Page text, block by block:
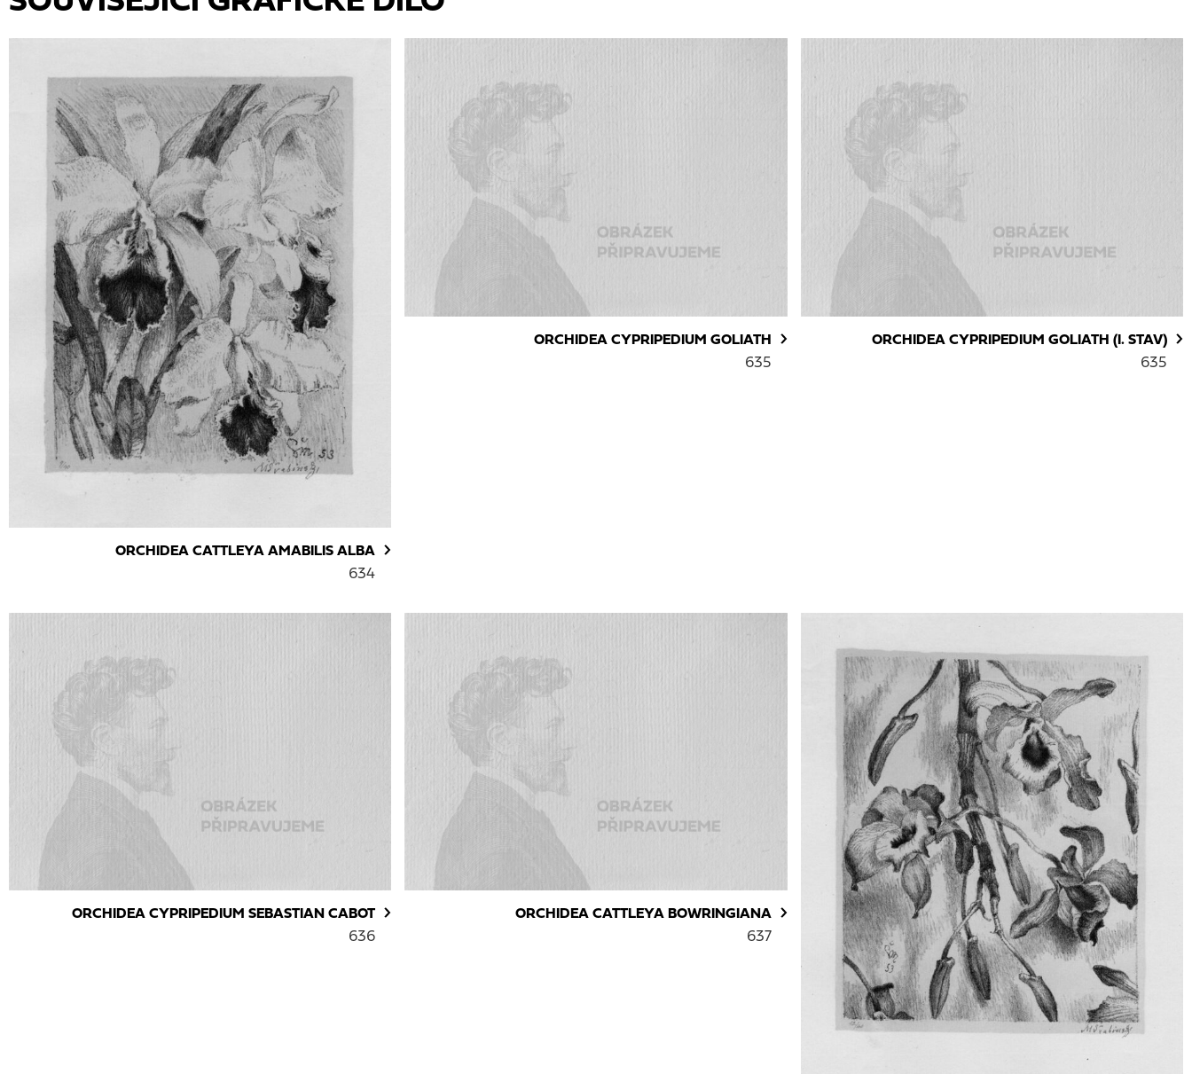
ORCHIDEA CATTLEYA AMABILIS ALBA
634
ORCHIDEA CYPRIPEDIUM GOLIATH
635
ORCHIDEA CYPRIPEDIUM GOLIATH (I. STAV)
635
ORCHIDEA CYPRIPEDIUM SEBASTIAN CABOT
636
ORCHIDEA CATTLEYA BOWRINGIANA
637